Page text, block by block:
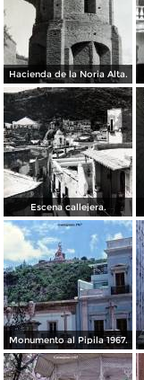
Hacienda de la Noria Alta.
Escena callejera.
Monumento al Pipila 1967.